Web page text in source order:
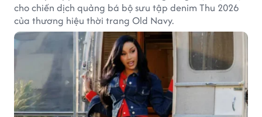
cho chiến dịch quảng bá bộ sưu tập denim Thu 2026
của thương hiệu thời trang Old Navy.